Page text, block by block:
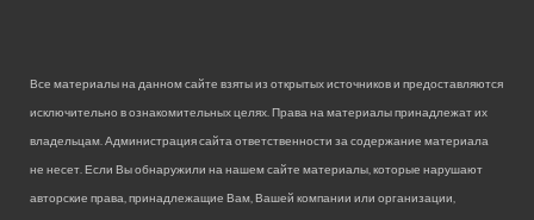
Все материалы на данном сайте взяты из открытых источников и предоставляются
исключительно в ознакомительных целях. Права на материалы принадлежат их
владельцам. Администрация сайта ответственности за содержание материала
не несет. Если Вы обнаружили на нашем сайте материалы, которые нарушают
авторские права, принадлежащие Вам, Вашей компании или организации,